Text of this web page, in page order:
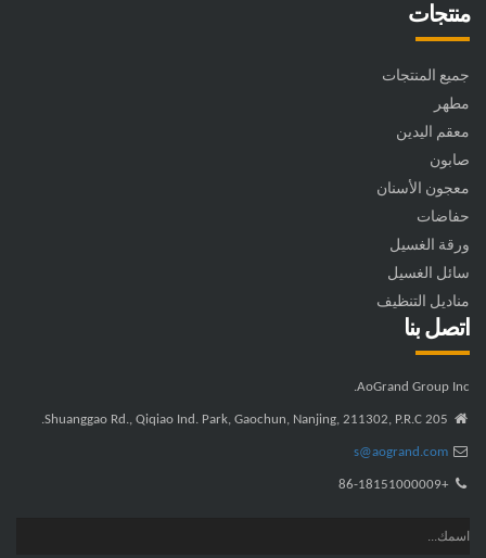
منتجات
جميع المنتجات
مطهر
معقم اليدين
صابون
معجون الأسنان
حفاضات
ورقة الغسيل
سائل الغسيل
مناديل التنظيف
اتصل بنا
AoGrand Group Inc.
+86-18151000009